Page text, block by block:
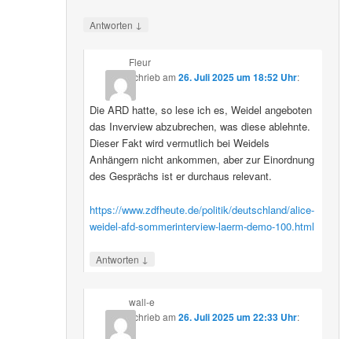
Antworten ↓
Fleur
schriebam 26. Juli 2025 um 18:52 Uhr:
Die ARD hatte, so lese ich es, Weidel angeboten
das Inverview abzubrechen, was diese ablehnte.
Dieser Fakt wird vermutlich bei Weidels
Anhängern nicht ankommen, aber zur Einordnung
des Gesprächs ist er durchaus relevant.
https://www.zdfheute.de/politik/deutschland/alice-
weidel-afd-sommerinterview-laerm-demo-100.html
Antworten ↓
wall-e
schriebam 26. Juli 2025 um 22:33 Uhr: